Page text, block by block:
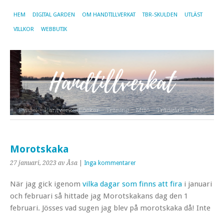
HEM DIGITAL GARDEN OM HANDTILLVERKAT TBR-SKULDEN UTLÄST
VILLKOR WEBBUTIK
Morotskaka
27 januari, 2023 av Åsa Inga kommentarer
När jag gick igenom vilka dagar som finns att fira i januari
och februari så hittade jag Morotskakans dag den 1
februari. Jösses vad sugen jag blev på morotskaka då! Inte